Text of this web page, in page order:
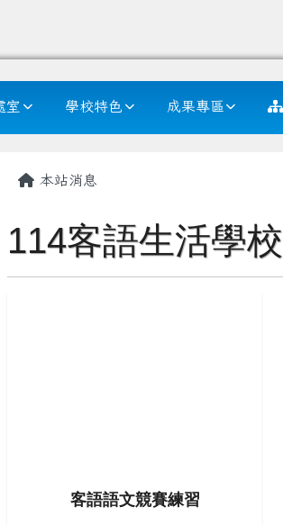
室 學校特色 成果專區
主內容區域
本站消息
114客語生活學校
客語語文競賽練習